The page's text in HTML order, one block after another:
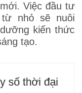
Việc đầu tư
nhỏ sẽ nuôi
kiến thức
tạo.
số thời đại